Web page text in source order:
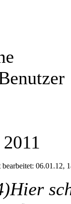
06.01.12,
Hier